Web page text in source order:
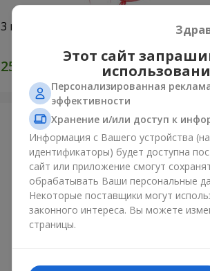
3 гелиевых шарика (красные сердца)
Заказать
Этот сайт
Персонализированная
эффективности
Хранение и/или доступ к
Информация с Вашего устройства
идентификаторы) будет доступна
сайт или приложение смогут
обрабатывать Ваши персональные
Некоторые поставщики могут
законного интереса. Вы можете
страницы.